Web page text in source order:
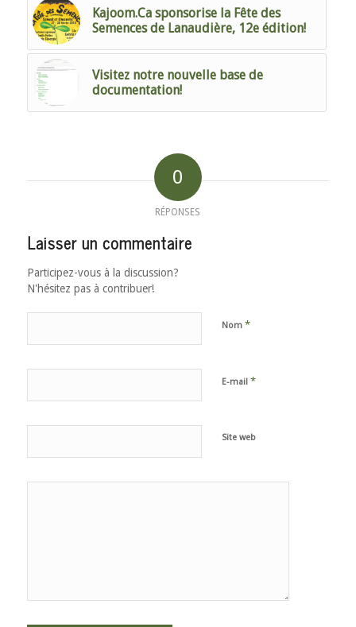
Kajoom.Ca sponsorise la Fête des
Semences de Lanaudière, 12e édition!
Visitez notre nouvelle base de
documentation!
0
RÉPONSES
Laisser un commentaire
Participez-vous à la discussion?
N'hésitez pas à contribuer!
Nom *
E-mail *
Site web